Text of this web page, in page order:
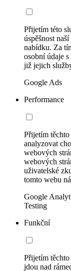
Přijetím této
úspěšnost
nabídku. Za
osobní údaje
již jejich
Google Ads
Performance
Přijetím těchto
analyzovat
webových
webových
uživatelské
tomto webu
Google
Testing
Funkční
Přijetím
jdou nad